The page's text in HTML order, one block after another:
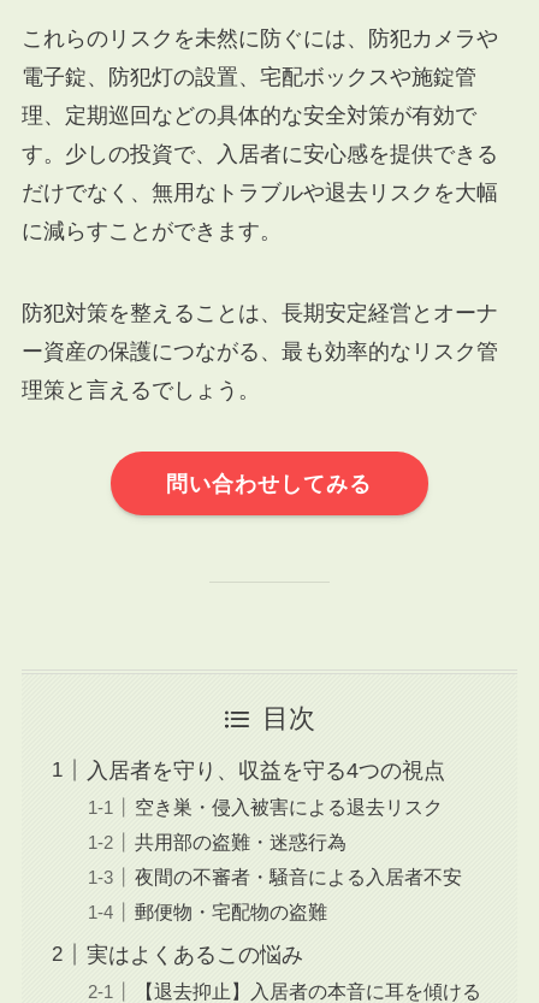
これらのリスクを未然に防ぐには、防犯カメラや
電子錠、防犯灯の設置、宅配ボックスや施錠管
理、定期巡回などの具体的な安全対策が有効で
す。少しの投資で、入居者に安心感を提供できる
だけでなく、無用なトラブルや退去リスクを大幅
に減らすことができます。
防犯対策を整えることは、長期安定経営とオーナ
ー資産の保護につながる、最も効率的なリスク管
理策と言えるでしょう。
問い合わせしてみる
目次
入居者を守り、収益を守る4つの視点
空き巣・侵入被害による退去リスク
共用部の盗難・迷惑行為
夜間の不審者・騒音による入居者不安
郵便物・宅配物の盗難
実はよくあるこの悩み
【退去抑止】入居者の本音に耳を傾ける